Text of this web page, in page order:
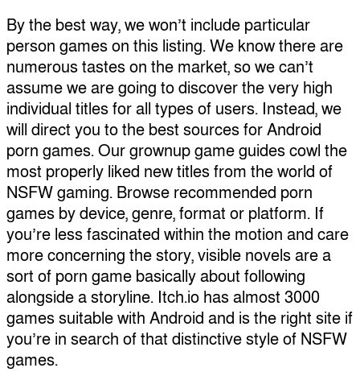
By the best way, we won’t include particular
person games on this listing. We know there are
numerous tastes on the market, so we can’t
assume we are going to discover the very high
individual titles for all types of users. Instead, we
will direct you to the best sources for Android
porn games. Our grownup game guides cowl the
most properly liked new titles from the world of
NSFW gaming. Browse recommended porn
games by device, genre, format or platform. If
you’re less fascinated within the motion and care
more concerning the story, visible novels are a
sort of porn game basically about following
alongside a storyline. Itch.io has almost 3000
games suitable with Android and is the right site if
you’re in search of that distinctive style of NSFW
games.